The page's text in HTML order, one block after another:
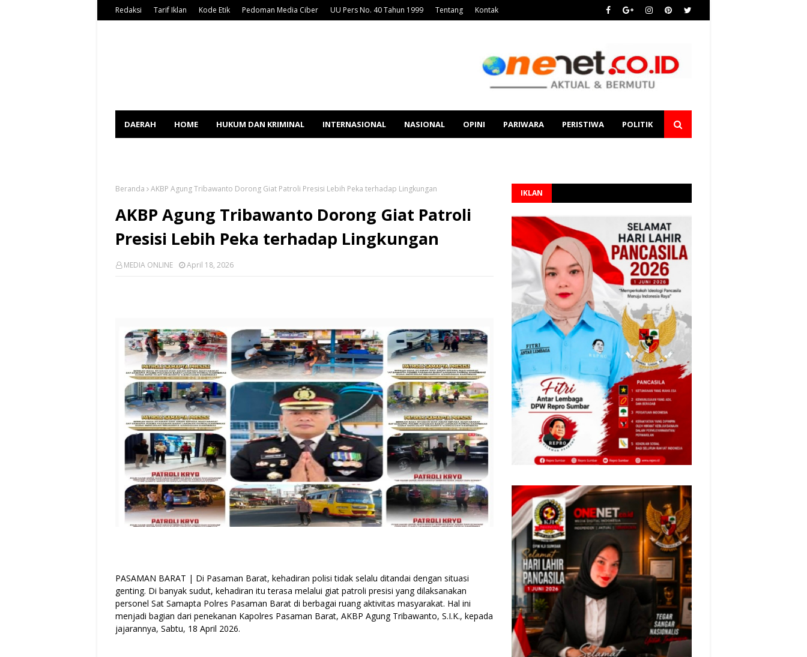
Redaksi Tarif Iklan Kode Etik Pedoman Media Ciber UU Pers No. 40 Tahun 1999 Tentang Kontak
DAERAH HOME HUKUM DAN KRIMINAL INTERNASIONAL NASIONAL OPINI PARIWARA PERISTIWA POLITIK
Beranda AKBP Agung Tribawanto Dorong Giat Patroli Presisi Lebih Peka terhadap Lingkungan
AKBP Agung Tribawanto Dorong Giat Patroli
Presisi Lebih Peka terhadap Lingkungan
MEDIA ONLINE April 18, 2026
PASAMAN BARAT | Di Pasaman Barat, kehadiran polisi tidak selalu ditandai dengan situasi
genting. Di banyak sudut, kehadiran itu terasa melalui giat patroli presisi yang dilaksanakan
personel Sat Samapta Polres Pasaman Barat di berbagai ruang aktivitas masyarakat. Hal ini
menjadi bagian dari penekanan Kapolres Pasaman Barat, AKBP Agung Tribawanto, S.I.K., kepada
jajarannya, Sabtu, 18 April 2026.
IKLAN